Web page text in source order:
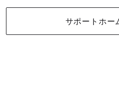
サポートホー